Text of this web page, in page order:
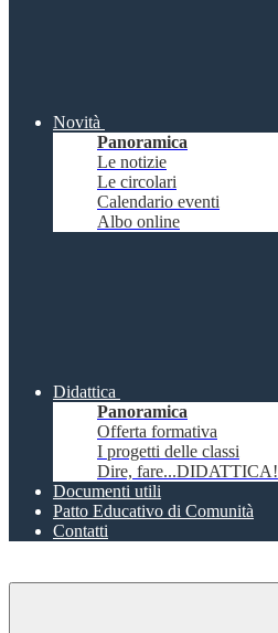
Novità
Panoramica
Le notizie
Le circolari
Calendario eventi
Albo online
Didattica
Panoramica
Offerta formativa
I progetti delle classi
Dire, fare...DIDATTICA!
Documenti utili
Patto Educativo di Comunità
Contatti